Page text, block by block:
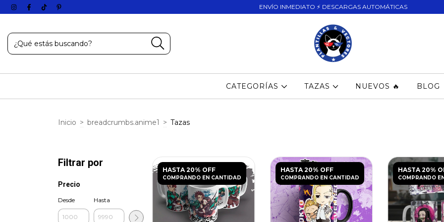
ENVÍO INMEDIATO ⚡ DESCARGAS AUTOMÁTICAS
CATEGORÍAS TAZAS NUEVOS 🔥 BLOG
Inicio > breadcrumbs.anime1 > Tazas
Filtrar por
Precio
Desde Hasta
HASTA 20% OFF
COMPRANDO EN CANTIDAD
HASTA 20% OFF
COMPRANDO EN CANTIDAD
HASTA 20%
COMPRANDO